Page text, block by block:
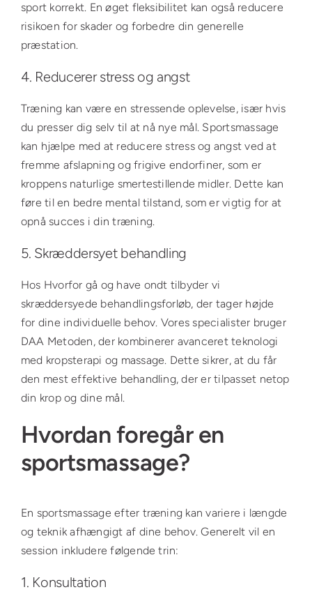
sport korrekt. En øget fleksibilitet kan også reducere
risikoen for skader og forbedre din generelle
præstation.
4. Reducerer stress og angst
Træning kan være en stressende oplevelse, især hvis
du presser dig selv til at nå nye mål. Sportsmassage
kan hjælpe med at reducere stress og angst ved at
fremme afslapning og frigive endorfiner, som er
kroppens naturlige smertestillende midler. Dette kan
føre til en bedre mental tilstand, som er vigtig for at
opnå succes i din træning.
5. Skræddersyet behandling
Hos Hvorfor gå og have ondt tilbyder vi
skræddersyede behandlingsforløb, der tager højde
for dine individuelle behov. Vores specialister bruger
DAA Metoden, der kombinerer avanceret teknologi
med kropsterapi og massage. Dette sikrer, at du får
den mest effektive behandling, der er tilpasset netop
din krop og dine mål.
Hvordan foregår en
sportsmassage?
En sportsmassage efter træning kan variere i længde
og teknik afhængigt af dine behov. Generelt vil en
session inkludere følgende trin:
1. Konsultation